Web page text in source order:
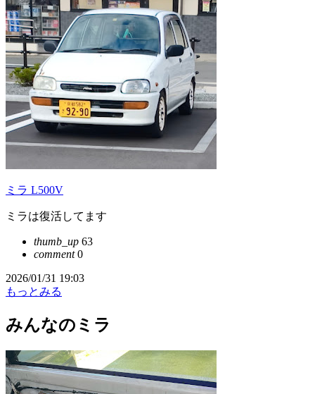
ミラ L500V
ミラは復活してます
thumb_up 63
comment0
2026/01/31 19:03
もっとみる
みんなのミラ